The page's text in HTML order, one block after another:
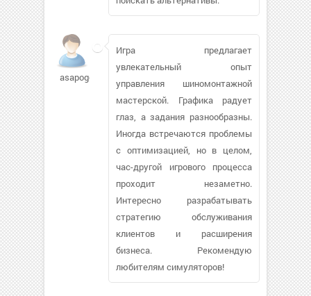
asapogov795
Игра предлагает
увлекательный опыт
управления шиномонтажной
мастерской. Графика радует
глаз, а задания разнообразны.
Иногда встречаются проблемы
с оптимизацией, но в целом,
час-другой игрового процесса
проходит незаметно.
Интересно разрабатывать
стратегию обслуживания
клиентов и расширения
бизнеса. Рекомендую
любителям симуляторов!